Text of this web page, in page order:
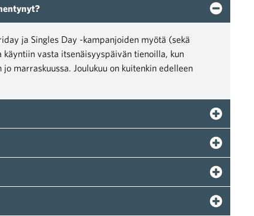
ja Singles Day -kampanjoiden myötä (sekä
vasta itsenäisyyspäivän tienoilla, kun
marraskuussa. Joulukuu on kuitenkin edelleen